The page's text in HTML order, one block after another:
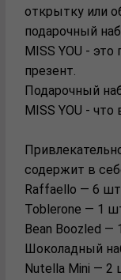
открытку или
подарочный
MISS YOU -
презент.
Подарочный
MISS YOU - что
содержит в
Raffaello — 6
Toblerone — 1
Bean Boozled —
Шоколадный
Nutella Mini — 2